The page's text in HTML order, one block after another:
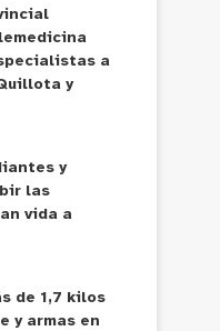
a
y
y
las
vida a
de 1,7 kilos
y armas en